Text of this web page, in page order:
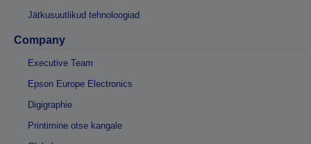
Jätkusuutlikud tehnoloogiad
Company
Executive Team
Epson Europe Electronics
Digigraphie
Printimine otse kangale